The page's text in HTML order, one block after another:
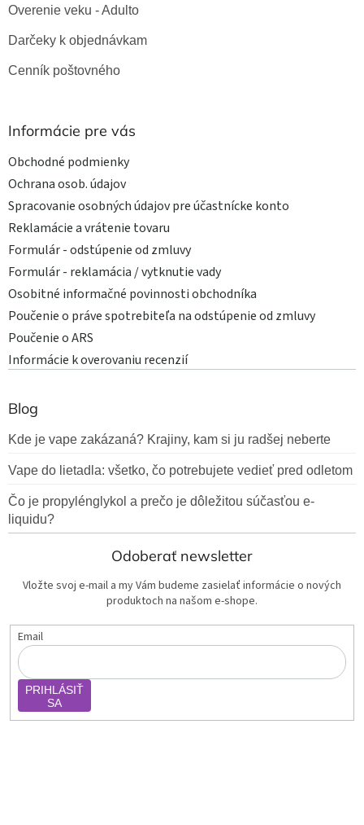
Overenie veku - Adulto
Darčeky k objednávkam
Cenník poštovného
Informácie pre vás
Obchodné podmienky
Ochrana osob. údajov
Spracovanie osobných údajov pre účastnícke konto
Reklamácie a vrátenie tovaru
Formulár - odstúpenie od zmluvy
Formulár - reklamácia / vytknutie vady
Osobitné informačné povinnosti obchodníka
Poučenie o práve spotrebiteľa na odstúpenie od zmluvy
Poučenie o ARS
Informácie k overovaniu recenzií
Blog
Kde je vape zakázaná? Krajiny, kam si ju radšej neberte
Vape do lietadla: všetko, čo potrebujete vedieť pred odletom
Čo je propylénglykol a prečo je dôležitou súčasťou e-
liquidu?
Odoberať newsletter
Vložte svoj e-mail a my Vám budeme zasielať informácie o nových
produktoch na našom e-shope.
Email
PRIHLÁSIŤ
SA